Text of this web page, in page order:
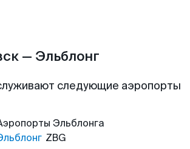
— Эльблонг
следующие аэропорты
Эльблонга
ZBG